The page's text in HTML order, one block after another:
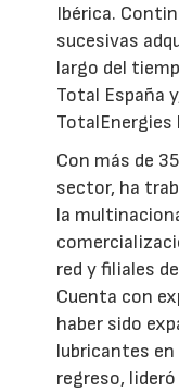
Ibérica.
sucesivas
largo del
Total España
TotalEnergies
Con más de
sector, ha
la
red y filiales
Cuenta con
haber sido
lubricantes
regreso,